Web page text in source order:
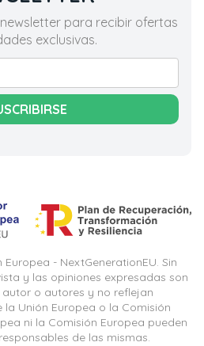
para recibir ofertas
exclusivas.
- NextGenerationEU. Sin
y las opiniones expresadas son
o autores y no reflejan
Unión Europea o la Comisión
ni la Comisión Europea pueden
de las mismas.